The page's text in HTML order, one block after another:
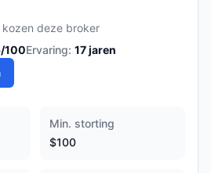
deze broker
/100Ervaring: 17jaren
Min. storting
$100